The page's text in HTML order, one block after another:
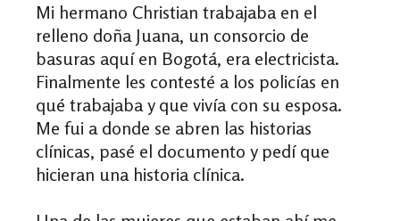
Mi hermano Christian trabajaba en el
relleno doña Juana, un consorcio de
basuras aquí en Bogotá, era electricista.
Finalmente les contesté a los policías en
qué trabajaba y que vivía con su esposa.
Me fui a donde se abren las historias
clínicas, pasé el documento y pedí que
hicieran una historia clínica.